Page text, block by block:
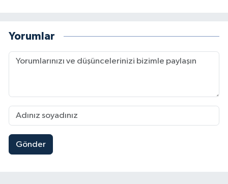
Yorumlar
Gönder